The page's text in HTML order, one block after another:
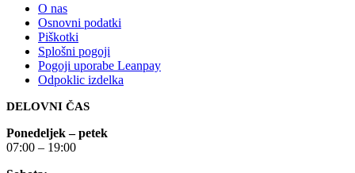
O nas
Osnovni podatki
Piškotki
Splošni pogoji
Pogoji uporabe Leanpay
Odpoklic izdelka
DELOVNI ČAS
Ponedeljek – petek
07:00 – 19:00